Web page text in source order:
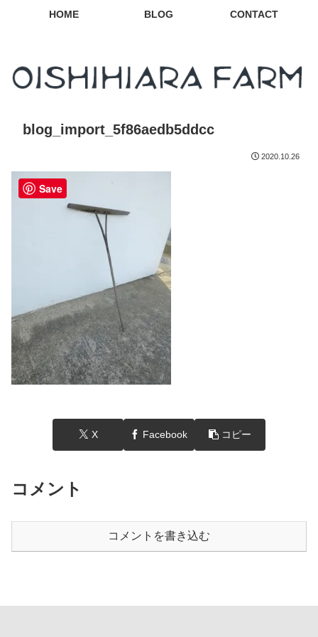
HOME BLOG CONTACT
blog_import_5f86aedb5ddcc
2020.10.26
X Facebook コピー
コメント
コメントを書き込む
Save